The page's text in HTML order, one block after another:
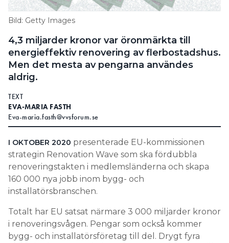
Information om GDPR
SEARCH
Bild: Getty Images
4,3 miljarder kronor var öronmärkta till
energieffektiv renovering av flerbostadshus.
Men det mesta av pengarna användes
aldrig.
TEXT
EVA-MARIA FASTH
Eva-maria.fasth@vvsforum.se
I OKTOBER 2020 presenterade EU-kommissionen
strategin Renovation Wave som ska fördubbla
renoveringstakten i medlemsländerna och skapa
160 000 nya jobb inom bygg- och
installatörsbranschen.
Totalt har EU satsat närmare 3 000 miljarder kronor
i renoveringsvågen. Pengar som också kommer
bygg- och installatörsföretag till del. Drygt fyra